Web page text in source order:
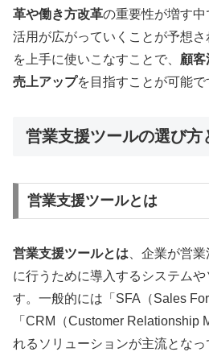
革や働き方改革の重要性が増す
活用が広がっていくことが予想
を上手に使いこなすことで、 顧
売上アップを目指すことが可能で
営業支援ツールの選び方
営業支援ツールとは
営業支援ツールとは 、企業が営
に行うために導入するシステム
す。一般的には「SFA（Sales
「CRM（Customer Relationship
れるソリューションが主流とな